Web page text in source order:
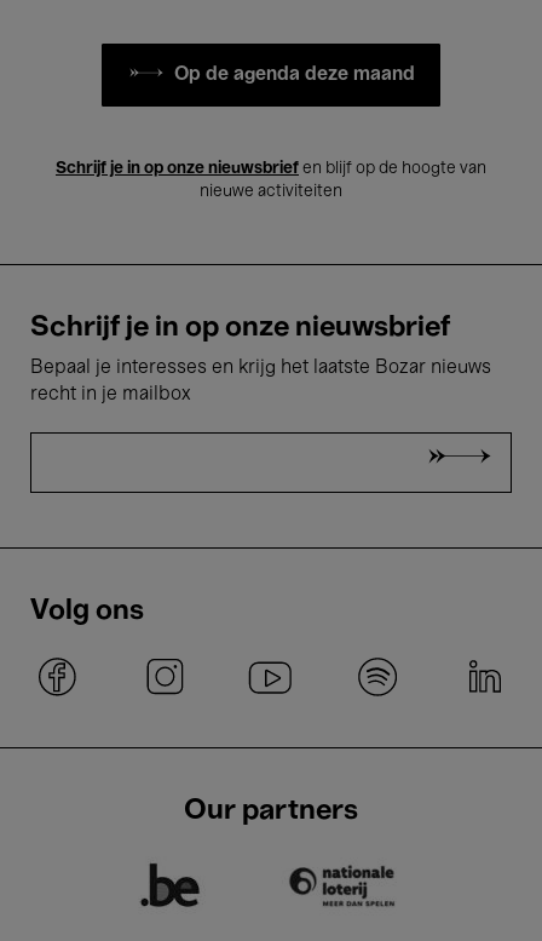
Op de agenda deze maand
Schrijf je in op onze nieuwsbrief en blijf op de hoogte van
nieuwe activiteiten
Schrijf je in op onze nieuwsbrief
Bepaal je interesses en krijg het laatste Bozar nieuws
recht in je mailbox
Volg ons
Our partners